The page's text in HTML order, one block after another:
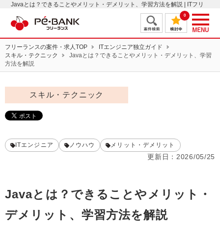
Javaとは？できることやメリット・デメリット、学習方法を解説 | ITフリ
ーランスエンジニアの案件・求人はＰＥ－ＢＡＮＫ
0
フリーランスの案件・求人TOP
ITエンジニア独立ガイド
スキル・テクニック
Javaとは？できることやメリット・デメリット、学習
方法を解説
スキル・テクニック
ITエンジニア ノウハウ メリット・デメリット
更新日： 2026/05/25
Javaとは？できることやメリット・
デメリット、学習方法を解説